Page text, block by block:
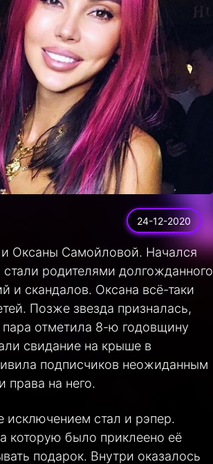
24-12-2020
Оксаны Самойловой. Начался
родителями долгожданного
и скандалов. Оксана всё-таки
Позже звезда призналась,
пара отметила 8-ю годовщину
свидание на крыше в
подписчиков неожиданным
права на него.
исключением стал и рэпер.
которую было приклеено её
подарок. Внутри оказалось